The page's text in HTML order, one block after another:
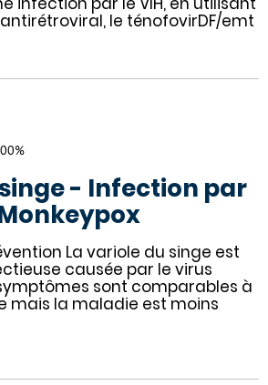
le ténofovirDF/emt
- Infection par
La variole du singe est
causée par le virus
sont comparables à
mais la maladie est moins